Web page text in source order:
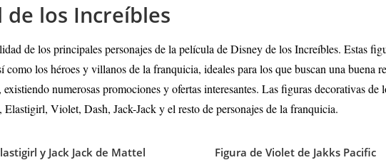
de los Increíbles
de los principales personajes de la película de Disney de los Increíbles. Estas
los héroes y villanos de la franquicia, ideales para los que buscan una buena
numerosas promociones y ofertas interesantes.Las figuras decorativas de
Violet, Dash, Jack-Jack y el resto de personajes de la franquicia.
y Jack Jack de Mattel Figura de Violet de Jakks Pacific